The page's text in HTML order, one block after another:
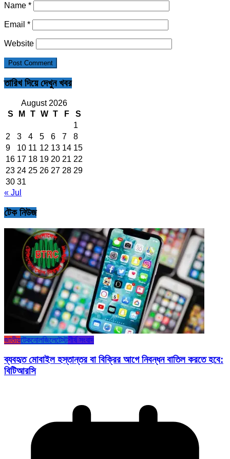
Name *
Email *
Website
তারিখ দিয়ে দেখুন খবর
August 2026
S
M T W T F
S
1
2
3 4 5 6 7
8
9
10 11 12 13 14 15
16 17 18 19 20 21 22
23 24 25 26 27 28 29
30 31
« Jul
টেক নিউজ
জাতীয়টেকনোলজিলেটেস্টশীর্ষ সংবাদ
ব্যবহৃত মোবাইল হস্তান্তর বা বিক্রির আগে নিবন্ধন বাতিল করতে হবে:
বিটিআরসি